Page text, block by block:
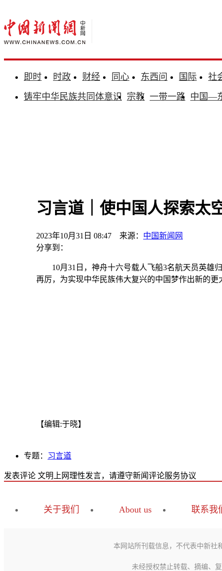
即时 时政 财经 同心 东西问 国际
社
铸牢中华民族共同体意识 宗教 一带一路 中国—
习言道｜使中国人探索太
2023年10月31日 08:47 来源： 中国新闻网
分享到：
10月31日，神舟十六号载人飞船3名航天员英雄归
再厉，为实现中华民族伟大复兴的中国梦作出新的更
【编辑:于晓】
专题： 习言道
发表评论 文明上网理性发言，请遵守新闻评论服务协议
关于我们 About us 联系我
本网站所刊载信息，不代表中新社
未经授权禁止转载、摘编、